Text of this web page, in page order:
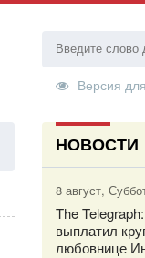
Версия
НОВОСТИ
8 август,
The
выплатил
любовнице